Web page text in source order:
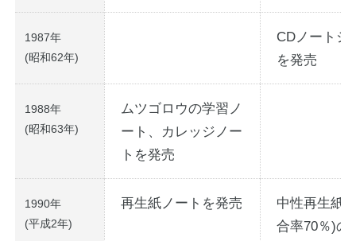
1987年
(昭和62年)
CDノートシ
を発売
1988年
(昭和63年)
ムツゴロウの学習ノ
ート、カレッジノー
トを発売
1990年
(平成2年)
再生紙ノートを発売
中性再生紙(
合率70％)の